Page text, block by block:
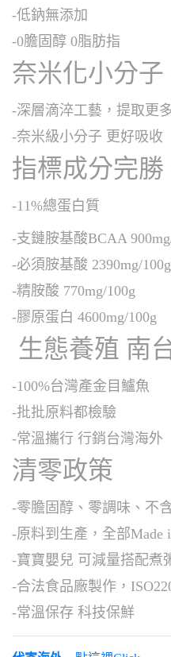
-低鈉無添加
-0膽固醇 0脂肪指
奈米化小分
-深層滴淬工藝，提取更
-奈米級小分子 更好吸收
指標成分完
-11%總蛋白質
-支鏈胺基酸BCAA
-必須胺基酸 2390mg/100g
-精胺酸 770mg/100g
-膠原蛋白 4600mg/100g
生態養殖 南
-100%台灣產金目鱸魚
-批批原料都檢驗
-常溫攜行 行銷台灣海外
清零政策
-零膽固醇、零調味、不
-原料到生產，全部Made
-寶寶嬰兒 可減量搭配煮
-合法食品廠製作，
-常溫保存 科技保鮮